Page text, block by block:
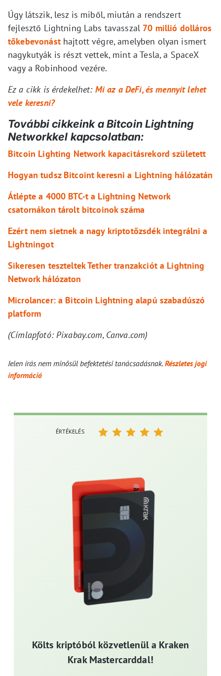
Úgy látszik, lesz is miből, miután a rendszert
fejlesztő Lightning Labs tavasszal 70 millió dolláros
tőkebevonást hajtott végre, amelyben olyan ismert
nagykutyák is részt vettek, mint a Tesla, a SpaceX
vagy a Robinhood vezére.
Ez a cikk is érdekelhet: Mi az a DeFi, és mennyit lehet
vele keresni?
További cikkeink a Bitcoin Lightning
Networkkel kapcsolatban:
Bitcoin Lighting Network kapacitásrekord született
Hogyan tudsz Bitcoint keresni a Lightning hálózatán
Átlépte a 4000 BTC-t a Lightning Network
csatornákon tárolt bitcoinok száma
Ezért nem sietnek a nagy kriptotőzsdék integrálni a
Lightningot
Sikeresen teszteltek Tether tranzakciót a Lightning
Network hálózaton
Microlancer: a Bitcoin Lightning alapú szabadúszó
platform
(Címlapfotó: Pixabay.com, Canva.com)
Jelen írás nem minősül befektetési tanácsadásnak.Részletes jogi
információ
Költs kriptóból közvetlenül a Kraken
Krak Mastercarddal!
ÉRTÉKELÉS